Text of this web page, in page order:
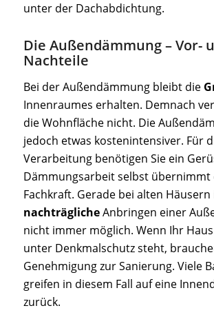
unter der Dachabdichtung.
Die Außendämmung – Vor-
Nachteile
Bei der Außendämmung bleibt die
Innenraumes erhalten. Demnach
die Wohnfläche nicht. Die
jedoch etwas kostenintensiver. Für
Verarbeitung benötigen Sie ein
Dämmungsarbeit selbst übernimmt
Fachkraft. Gerade bei alten Häusern
nachträglicheAnbringen einer
nicht immer möglich. Wenn Ihr
unter Denkmalschutz steht,
Genehmigung zur Sanierung. Viele
greifen in diesem Fall auf eine
zurück.